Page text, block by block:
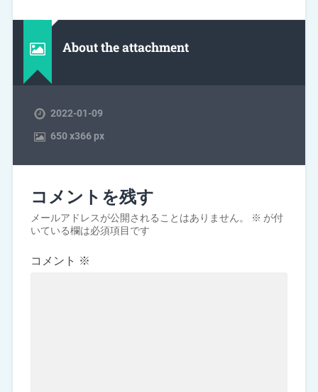
About the attachment
2022-01-09
650x366 px
コメントを残す
メールアドレスが公開されることはありません。 ※ が付
いている欄は必須項目です
コメント ※